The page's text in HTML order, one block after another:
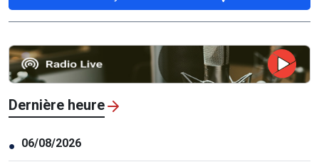
Dernière heure
● 06/08/2026